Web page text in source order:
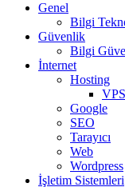
Genel
Bilgi
Güvenlik
Bilgi
İnternet
Hosting
VPS
Google
SEO
Tarayıcı
Web
Wordpress
İşletim Sistemleri